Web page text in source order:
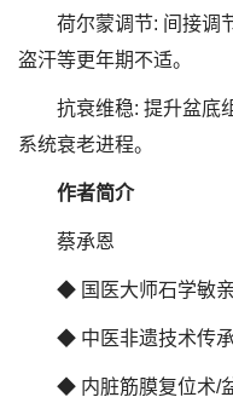
荷尔蒙调节: 间接调
盗汗等更年期不适。
抗衰维稳: 提升盆底
系统衰老进程。
作者简介
蔡承恩
◆ 国医大师石学敏
◆ 中医非遗技术传
◆ 内脏筋膜复位术/